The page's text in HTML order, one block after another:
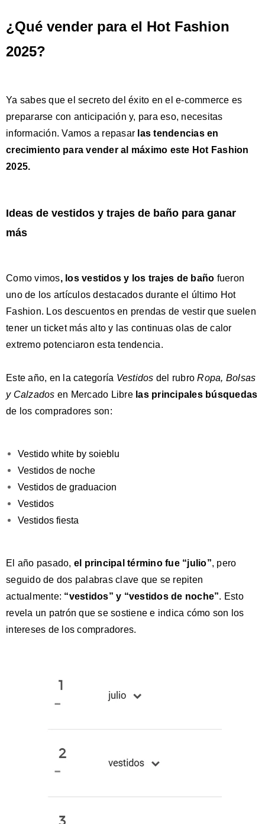
¿Qué vender para el Hot Fashion
2025?
Ya sabes que el secreto del éxito en el e-commerce es
prepararse con anticipación y, para eso, necesitas
información. Vamos a repasar las tendencias en
crecimiento para vender al máximo este Hot Fashion
2025.
Ideas de vestidos y trajes de baño para ganar
más
Como vimos, los vestidos y los trajes de baño fueron
uno de los artículos destacados durante el último Hot
Fashion. Los descuentos en prendas de vestir que suelen
tener un ticket más alto y las continuas olas de calor
extremo potenciaron esta tendencia.
Este año, en la categoría Vestidos del rubroRopa, Bolsas
y Calzados en Mercado Librelas principales búsquedas
de los compradores son:
Vestido white by soieblu
Vestidos de noche
Vestidos de graduacion
Vestidos
Vestidos fiesta
El año pasado, el principal término fue “julio”, pero
seguido de dos palabras clave que se repiten
actualmente: “vestidos” y “vestidos de noche”. Esto
revela un patrón que se sostiene e indica cómo son los
intereses de los compradores.